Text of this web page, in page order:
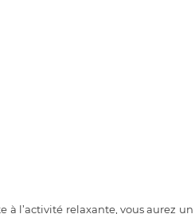
à l’activité relaxante, vous aurez